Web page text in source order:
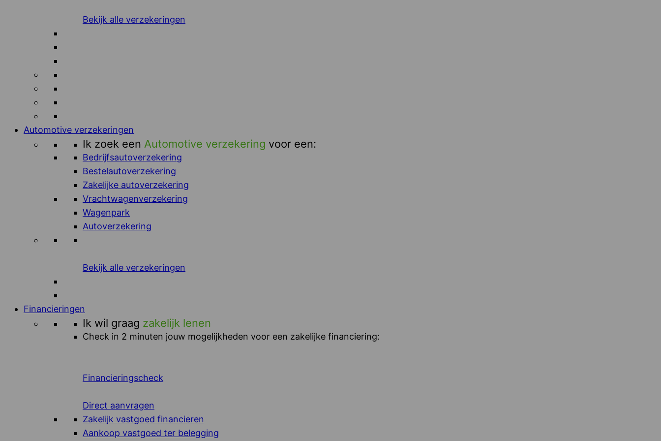
Bekijk alle verzekeringen
Automotive verzekeringen
Ik zoek een Automotive verzekering voor een:
Bedrijfsautoverzekering
Bestelautoverzekering
Zakelijke autoverzekering
Vrachtwagenverzekering
Wagenpark
Autoverzekering
Bekijk alle verzekeringen
Financieringen
Ik wil graag zakelijk lenen
Check in 2 minuten jouw mogelijkheden voor een zakelijke financiering:
Financieringscheck
Direct aanvragen
Zakelijk vastgoed financieren
Aankoop vastgoed ter belegging